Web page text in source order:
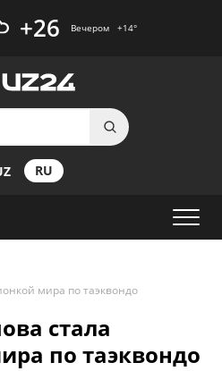
+26 Вечером +14°
RU
мира по таэквондо
стала
по таэквондо